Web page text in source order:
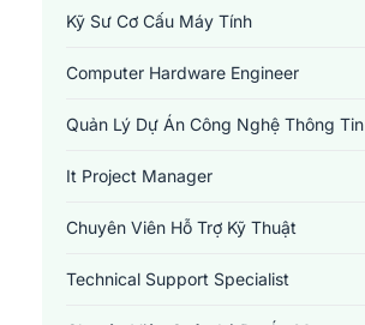
Kỹ Sư Cơ Cấu Máy Tính
Computer Hardware Engineer
Quản Lý Dự Án Công Nghệ Thông Tin
It Project Manager
Chuyên Viên Hỗ Trợ Kỹ Thuật
Technical Support Specialist